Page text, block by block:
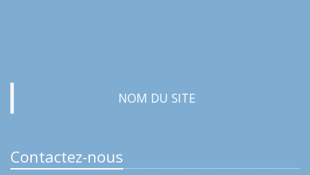
…
NOM DU SITE
Contactez-nous